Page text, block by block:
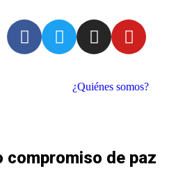
¿Quiénes somos?
compromiso de paz